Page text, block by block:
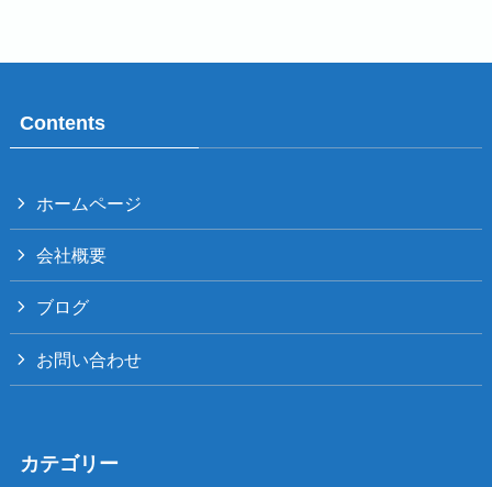
Contents
ホームページ
会社概要
ブログ
お問い合わせ
カテゴリー